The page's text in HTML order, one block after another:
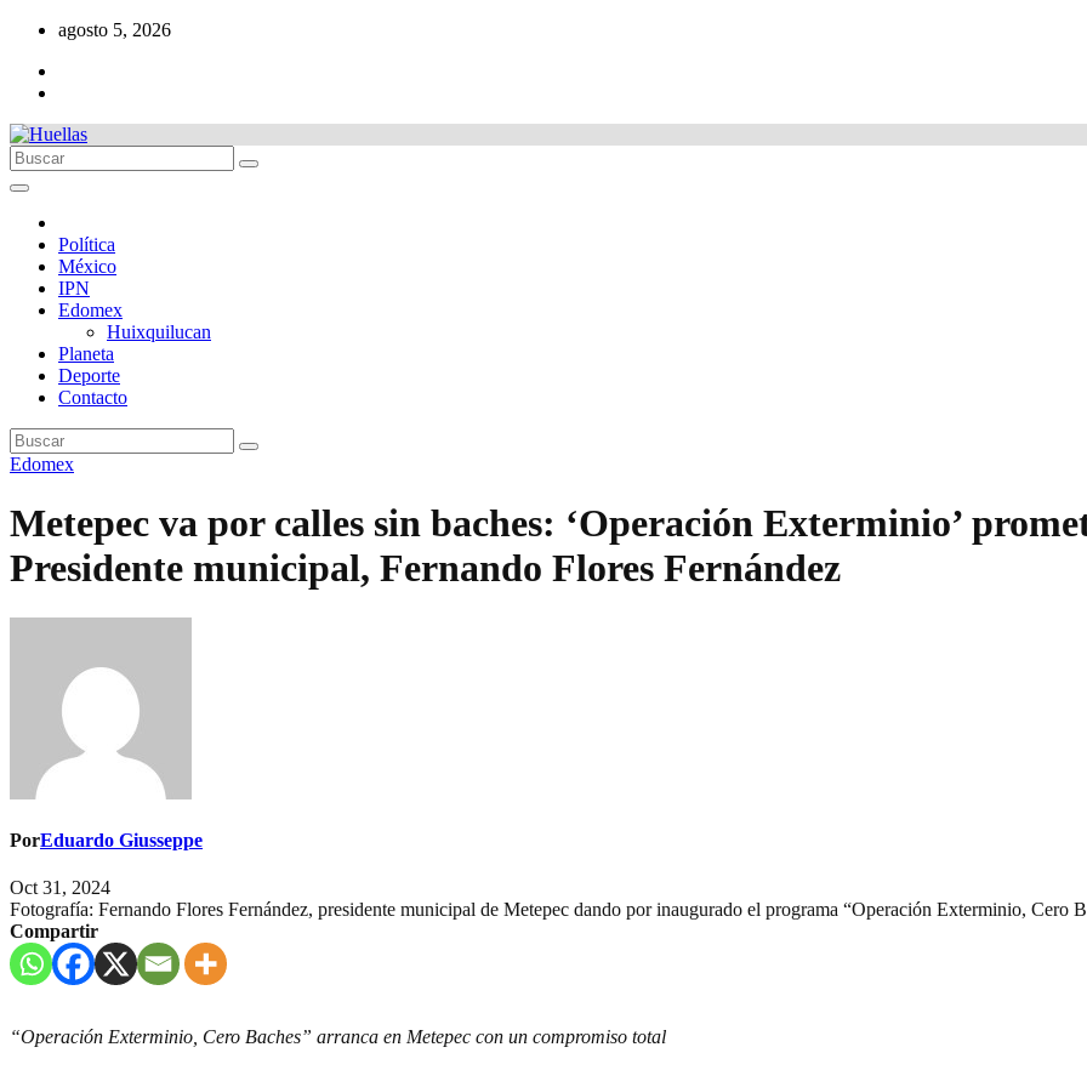
contenido
agosto 5, 2026
Política
México
IPN
Edomex
Huixquilucan
Planeta
Deporte
Contacto
Edomex
Metepec va por calles sin baches: ‘Operación Exterminio’
Presidente municipal, Fernando Flores Fernández
PorEduardo Giusseppe
Oct 31, 2024
Fotografía: Fernando Flores Fernández, presidente municipal de Metepec dando por inaugurado el programa “Operación Exterminio, Cero
Compartir
“Operación Exterminio, Cero Baches” arranca en Metepec con un compromiso total